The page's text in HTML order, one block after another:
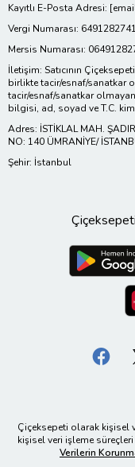
Kayıtlı E-Posta Adresi:
Vergi Numarası: 6491282741
Mersis Numarası:
İletişim: Satıcının
birlikte tacir/esnaf/sanatkar
tacir/esnaf/sanatkar
bilgisi, ad, soyad ve T.C.
Adres: İSTİKLAL MAH.
NO: 140 ÜMRANİYE/
Şehir: İstanbul
Çiçeksepeti olarak kişisel
kişisel veri işleme
Verilerin